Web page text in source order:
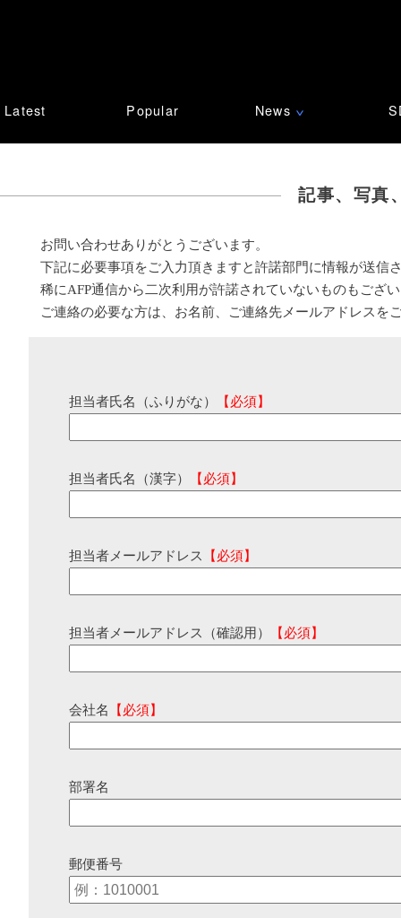
Latest Popular News ∨
記事、写真
お問い合わせありがとうございます。
下記に必要事項をご入力頂きますと許諾部門に情報が送信
稀にAFP通信から二次利用が許諾されていないものもござ
ご連絡の必要な方は、お名前、ご連絡先メールアドレスを
担当者氏名（ふりがな） 【必須】
担当者氏名（漢字） 【必須】
担当者メールアドレス 【必須】
担当者メールアドレス（確認用） 【必須】
会社名 【必須】
部署名
郵便番号